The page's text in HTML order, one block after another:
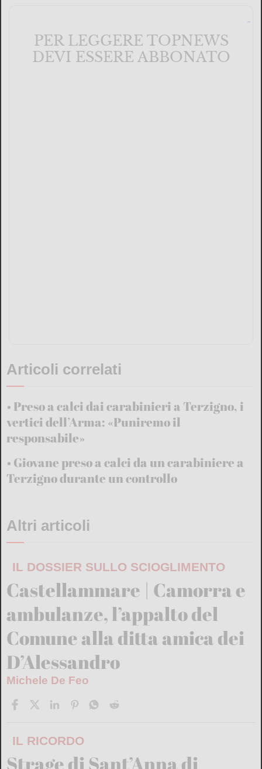
PER LEGGERE TOPNEWS
DEVI ESSERE ABBONATO
Articoli correlati
Preso a calci dai carabinieri a Terzigno, i
vertici dell’Arma: «Puniremo il
responsabile»
Giovane preso a calci da un carabiniere a
Terzigno durante un controllo
Altri articoli
IL DOSSIER SULLO SCIOGLIMENTO
Castellammare | Camorra e
ambulanze, l’appalto del
Comune alla ditta amica dei
D’Alessandro
Michele De Feo
IL RICORDO
Strage di Sant’Anna di